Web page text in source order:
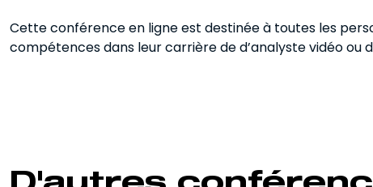
Cette conférence en ligne est destinée à toutes les
compétences dans leur carrière de d’analyste vidéo ou